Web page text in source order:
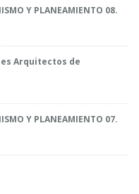
Y PLANEAMIENTO 08.
Arquitectos de
Y PLANEAMIENTO 07.